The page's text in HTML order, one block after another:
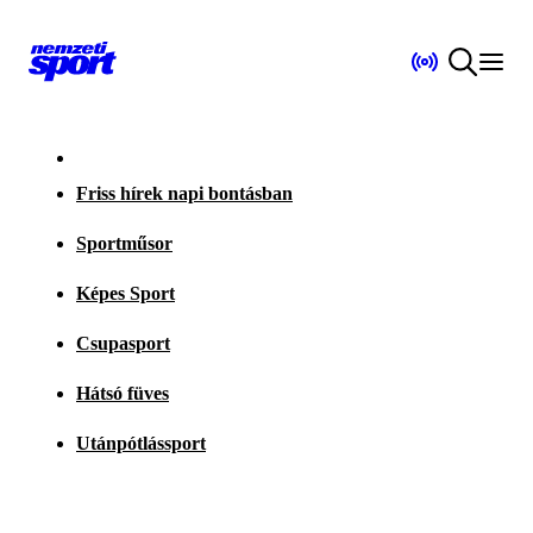
Friss hírek napi bontásban
Sportműsor
Képes Sport
Csupasport
Hátsó füves
Utánpótlássport